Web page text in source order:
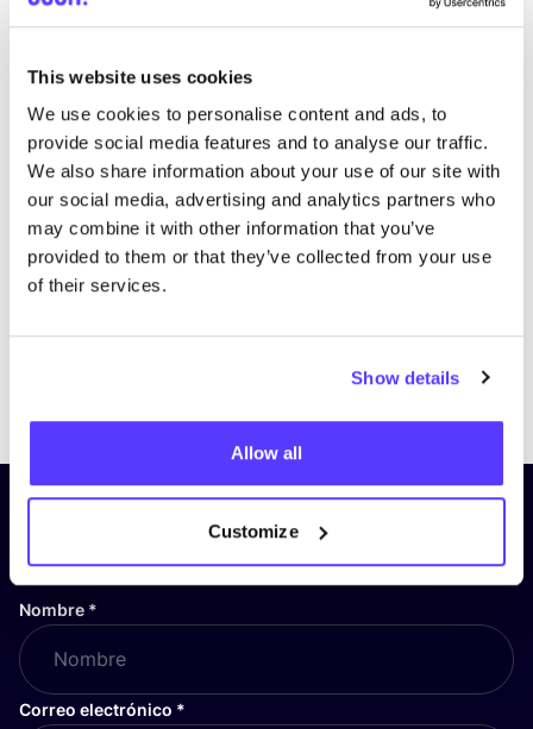
This website uses cookies
We use cookies to personalise content and ads, to
provide social media features and to analyse our traffic.
We also share information about your use of our site with
our social media, advertising and analytics partners who
may combine it with other information that you’ve
provided to them or that they’ve collected from your use
of their services.
Show details
Allow all
Customize
PreviousNext
¡Suscríbete a nuestro boletín
y mantente informado!
Nombre *
Correo electrónico *